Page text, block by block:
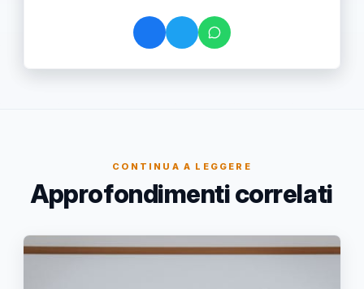
CONTINUA A LEGGERE
Approfondimenti correlati